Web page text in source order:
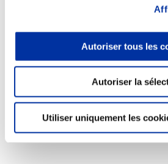
Autoriser tous les
Autoriser la
Utiliser uniquement les
Abattoir
Partenaire Climat